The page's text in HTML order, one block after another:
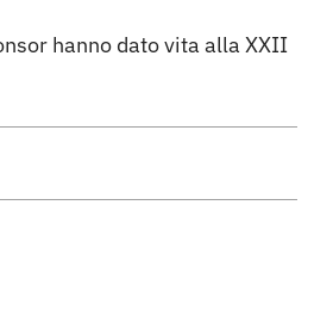
hanno dato vita alla XXII